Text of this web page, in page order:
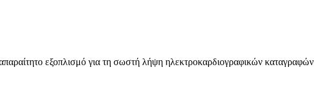
εξοπλισμό για τη σωστή λήψη ηλεκτροκαρδιογραφικών καταγραφών